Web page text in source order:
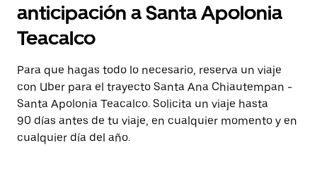
y
selecciona
una
Presiona
la
tecla Esc
para
cerrar
el
calendario.
anticipación a Santa Apolonia
Teacalco
Para que hagas todo lo necesario, reserva un viaje
con Uber para el trayecto Santa Ana Chiautempan -
Santa Apolonia Teacalco. Solicita un viaje hasta
90 días antes de tu viaje, en cualquier momento y en
cualquier día del año.